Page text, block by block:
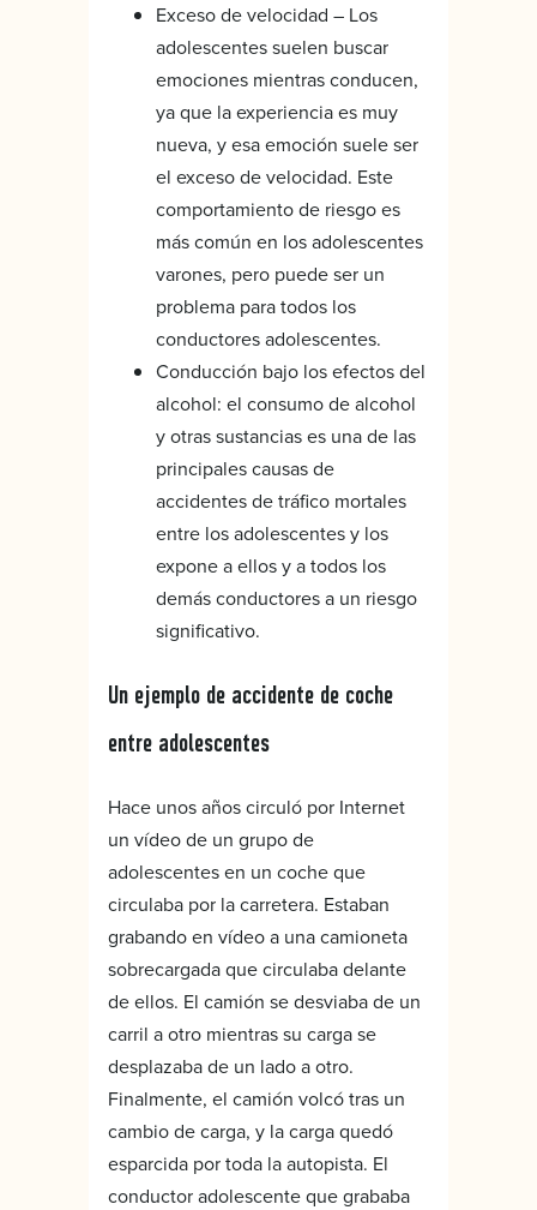
Exceso de velocidad – Los
adolescentes suelen buscar
emociones mientras conducen,
ya que la experiencia es muy
nueva, y esa emoción suele ser
el exceso de velocidad. Este
comportamiento de riesgo es
más común en los adolescentes
varones, pero puede ser un
problema para todos los
conductores adolescentes.
Conducción bajo los efectos del
alcohol: el consumo de alcohol
y otras sustancias es una de las
principales causas de
accidentes de tráfico mortales
entre los adolescentes y los
expone a ellos y a todos los
demás conductores a un riesgo
significativo.
Un ejemplo de accidente de coche
entre adolescentes
Hace unos años circuló por Internet
un vídeo de un grupo de
adolescentes en un coche que
circulaba por la carretera. Estaban
grabando en vídeo a una camioneta
sobrecargada que circulaba delante
de ellos. El camión se desviaba de un
carril a otro mientras su carga se
desplazaba de un lado a otro.
Finalmente, el camión volcó tras un
cambio de carga, y la carga quedó
esparcida por toda la autopista. El
conductor adolescente que grababa